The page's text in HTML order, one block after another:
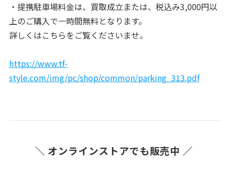
・提携駐車場料金は、買取成立または、税込み3,000円以
上のご購入で一時間無料となります。
詳しくはこちらをご覧くださいませ。
https://www.tf-
style.com/img/pc/shop/common/parking_313.pdf
＼ オンラインストアでも販売中 ／